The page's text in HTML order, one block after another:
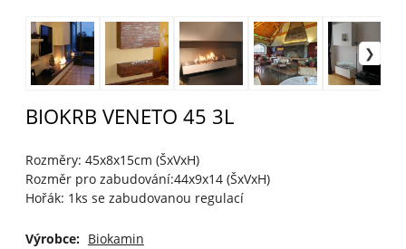
BIOKRB VENETO 45 3L
Rozměry: 45x8x15cm (ŠxVxH)
Rozměr pro zabudování:44x9x14 (ŠxVxH)
Hořák: 1ks se zabudovanou regulací
Výrobce: Biokamin